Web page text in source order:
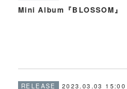
Mini Album『BLOSSOM』
RELEASE 2023.03.03 15:00